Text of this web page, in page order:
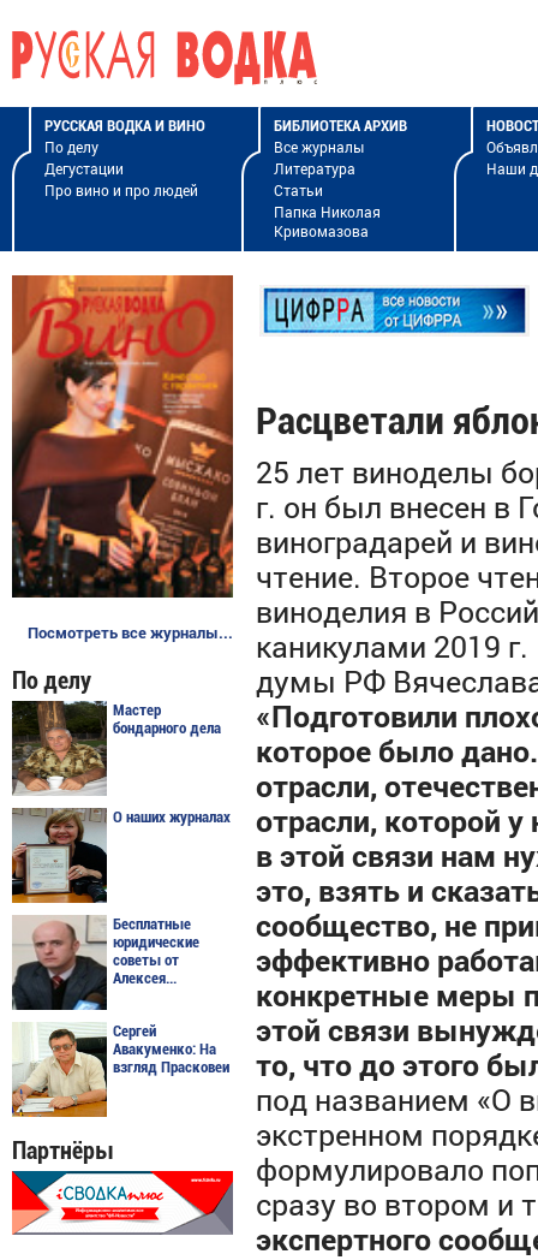
РУССКАЯ ВОДКА И ВИНО
По делу
Дегустации
Про вино и про людей
БИБЛИОТЕКА АРХИВ
Все журналы
Литература
Статьи
Папка Николая
Кривомазова
Наши
Посмотреть все журналы...
По делу
Мастер
бондарного дела
О наших журналах
Бесплатные
юридические
советы от
Алексея...
Сергей
Авакуменко: На
взгляд Прасковеи
Партнёры
Расцветали
25 лет виноделы
г. он был внесен в
виноградарей и
чтение. Второе
виноделия в
каникулами 2019 г.
думы РФ
«Подготовили
которое было
отрасли,
отрасли, которой
в этой связи нам
это, взять и
сообщество, не
эффективно
конкретные меры
этой связи
то, что до этого
под названием «О
экстренном
формулировало
сразу во втором и
экспертного